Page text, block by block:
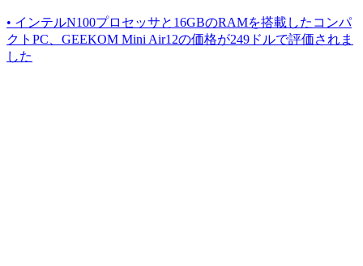
• インテルN100プロセッサと16GBのRAMを搭載したコンパ
クトPC、GEEKOM Mini Air12の価格が249ドルで評価されま
した